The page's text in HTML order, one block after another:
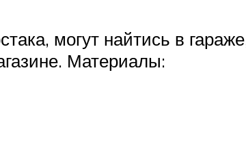
могут найтись в
Материалы: